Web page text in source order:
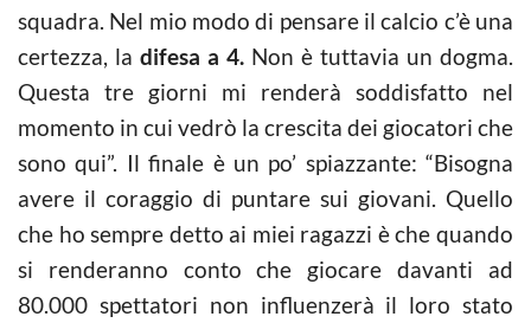
squadra. Nel mio modo di pensare il calcio c’è una
certezza, la difesa a 4. Non è tuttavia un dogma.
Questa tre giorni mi renderà soddisfatto nel
momento in cui vedrò la crescita dei giocatori che
sono qui”. Il finale è un po’ spiazzante: “Bisogna
avere il coraggio di puntare sui giovani. Quello
che ho sempre detto ai miei ragazzi è che quando
si renderanno conto che giocare davanti ad
80.000 spettatori non influenzerà il loro stato